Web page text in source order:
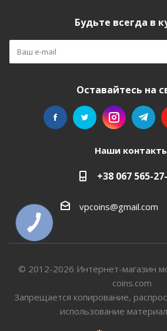
Будьте всегда в
Оставайтесь на
Наши
+38 067 565-
vpcoins@gmail.com
© 2012-2026 Интернет-магазин
coins.com
Запрещается копирование,
использование
КНОПКА
СВЯЗИ